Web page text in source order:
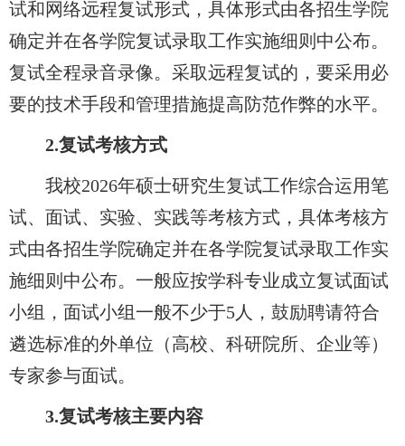
试和网络远程复试形式，具体形式由各招生学院
确定并在各学院复试录取工作实施细则中公布。
复试全程录音录像。采取远程复试的，要采用必
要的技术手段和管理措施提高防范作弊的水平。
2.复试考核方式
我校2026年硕士研究生复试工作综合运用笔
试、面试、实验、实践等考核方式，具体考核方
式由各招生学院确定并在各学院复试录取工作实
施细则中公布。一般应按学科专业成立复试面试
小组，面试小组一般不少于5人，鼓励聘请符合
遴选标准的外单位（高校、科研院所、企业等）
专家参与面试。
3.复试考核主要内容